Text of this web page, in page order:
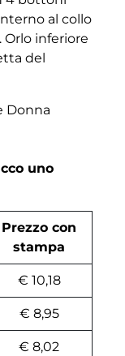
al collo
inferiore
del
Donna
uno
Prezzo con
stampa
€ 10,18
€ 8,95
€ 8,02